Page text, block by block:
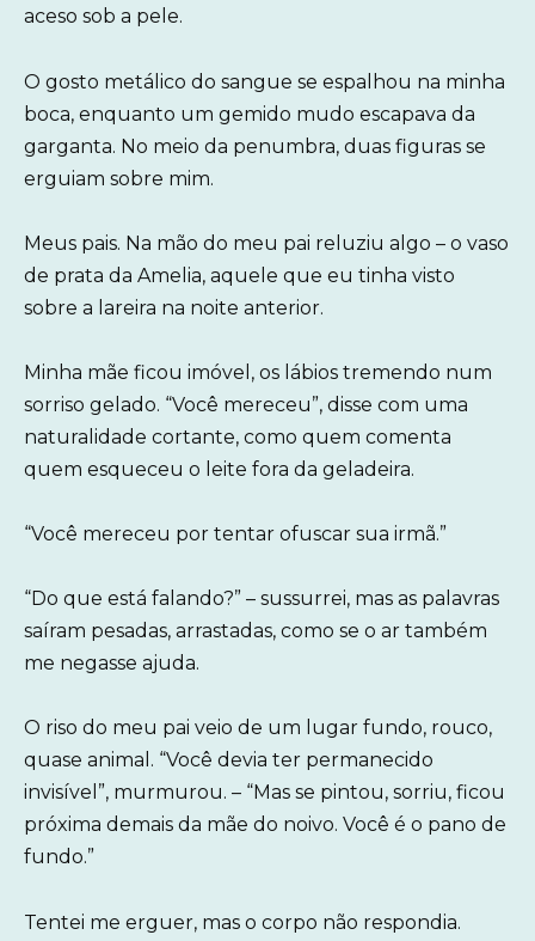
aceso sob a pele.
O gosto metálico do sangue se espalhou na minha
boca, enquanto um gemido mudo escapava da
garganta. No meio da penumbra, duas figuras se
erguiam sobre mim.
Meus pais. Na mão do meu pai reluziu algo – o vaso
de prata da Amelia, aquele que eu tinha visto
sobre a lareira na noite anterior.
Minha mãe ficou imóvel, os lábios tremendo num
sorriso gelado. “Você mereceu”, disse com uma
naturalidade cortante, como quem comenta
quem esqueceu o leite fora da geladeira.
“Você mereceu por tentar ofuscar sua irmã.”
“Do que está falando?” – sussurrei, mas as palavras
saíram pesadas, arrastadas, como se o ar também
me negasse ajuda.
O riso do meu pai veio de um lugar fundo, rouco,
quase animal. “Você devia ter permanecido
invisível”, murmurou. – “Mas se pintou, sorriu, ficou
próxima demais da mãe do noivo. Você é o pano de
fundo.”
Tentei me erguer, mas o corpo não respondia.